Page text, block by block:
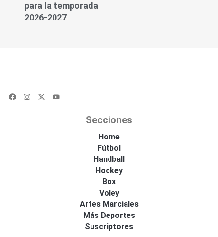
para la temporada
2026-2027
F
a
I
n
X
-
Y
o
Secciones
Home
Fútbol
Handball
Hockey
Box
Voley
Artes Marciales
Más Deportes
Suscriptores